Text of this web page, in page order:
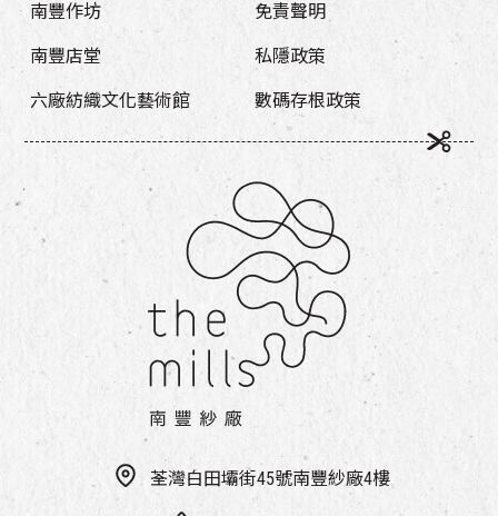
荃灣白田壩街45號南豐紗廠4樓
南豐作坊
南豐店堂
六廠紡織文化藝術館
免責聲明
私隱政策
數碼存根政策